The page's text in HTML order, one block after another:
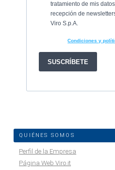
QUIÉNES SOMOS
Perfil de la Empresa
Página Web Viro.it